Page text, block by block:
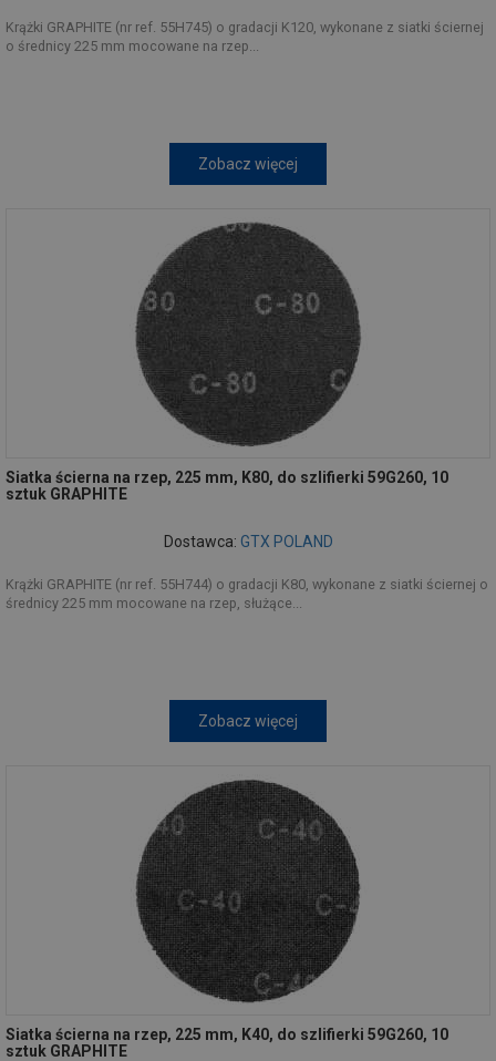
Krążki GRAPHITE (nr ref. 55H745) o gradacji K120, wykonane z siatki ściernej
o średnicy 225 mm mocowane na rzep...
Zobacz więcej
Siatka ścierna na rzep, 225 mm, K80, do szlifierki 59G260, 10
sztuk GRAPHITE
Dostawca: GTX POLAND
Krążki GRAPHITE (nr ref. 55H744) o gradacji K80, wykonane z siatki ściernej o
średnicy 225 mm mocowane na rzep, służące...
Zobacz więcej
Siatka ścierna na rzep, 225 mm, K40, do szlifierki 59G260, 10
sztuk GRAPHITE